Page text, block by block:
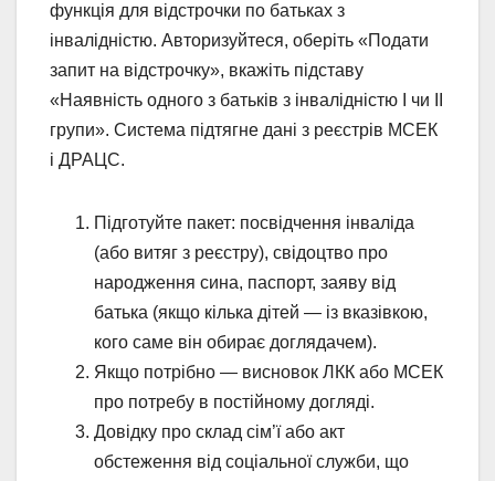
функція для відстрочки по батьках з
інвалідністю. Авторизуйтеся, оберіть «Подати
запит на відстрочку», вкажіть підставу
«Наявність одного з батьків з інвалідністю I чи II
групи». Система підтягне дані з реєстрів МСЕК
і ДРАЦС.
Підготуйте пакет: посвідчення інваліда
(або витяг з реєстру), свідоцтво про
народження сина, паспорт, заяву від
батька (якщо кілька дітей — із вказівкою,
кого саме він обирає доглядачем).
Якщо потрібно — висновок ЛКК або МСЕК
про потребу в постійному догляді.
Довідку про склад сім’ї або акт
обстеження від соціальної служби, що